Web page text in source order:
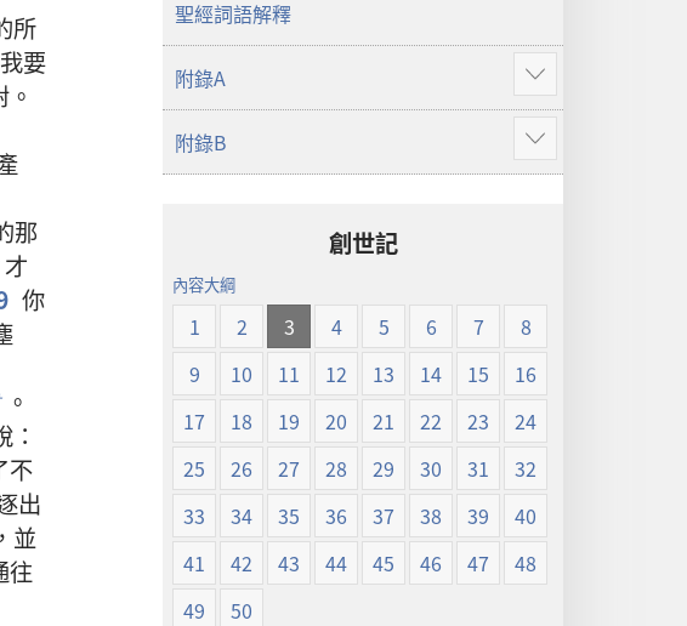
所
我要
那
才
你
。
：
不
出
並
往
聖經詞語解釋
附錄A
顯
示
更
多
附錄B
顯
示
創世記
內容大綱
1 2 3 4 5 6 7
8
9
10 11 12 13 14 15
16
17
18 19 20 21 22 23
24
25
26 27 28 29 30 31
32
33
34 35 36 37 38 39
40
41
42 43 44 45 46 47
48
49
50